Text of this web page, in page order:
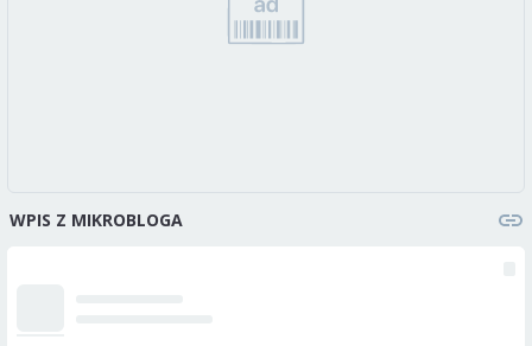
WPIS Z MIKROBLOGA